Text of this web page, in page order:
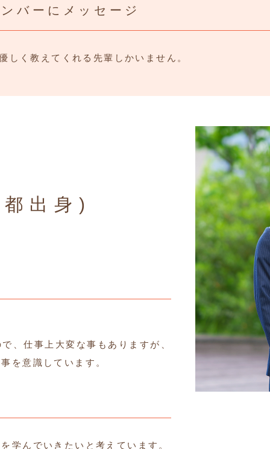
バーにメッセージ
しく教えてくれる先輩しかいません。
出身)
、仕事上大変な事もありますが、
を意識しています。
学んでいきたいと考えています。